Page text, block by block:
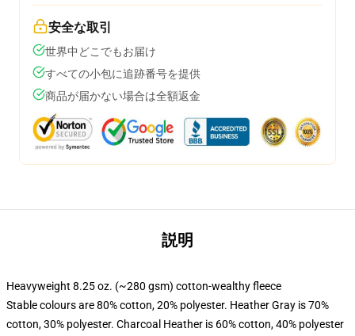
安全な取引
世界中どこでもお届け
すべての小包に追跡番号を提供
商品が届かない場合は全額返金
説明
Heavyweight 8.25 oz. (~280 gsm) cotton-wealthy fleece
Stable colours are 80% cotton, 20% polyester. Heather Gray is 70%
cotton, 30% polyester. Charcoal Heather is 60% cotton, 40% polyester